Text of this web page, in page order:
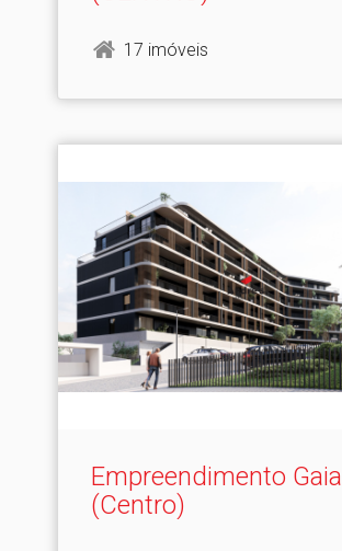
17 imóveis
Empreendimento Gaia
(Centro)